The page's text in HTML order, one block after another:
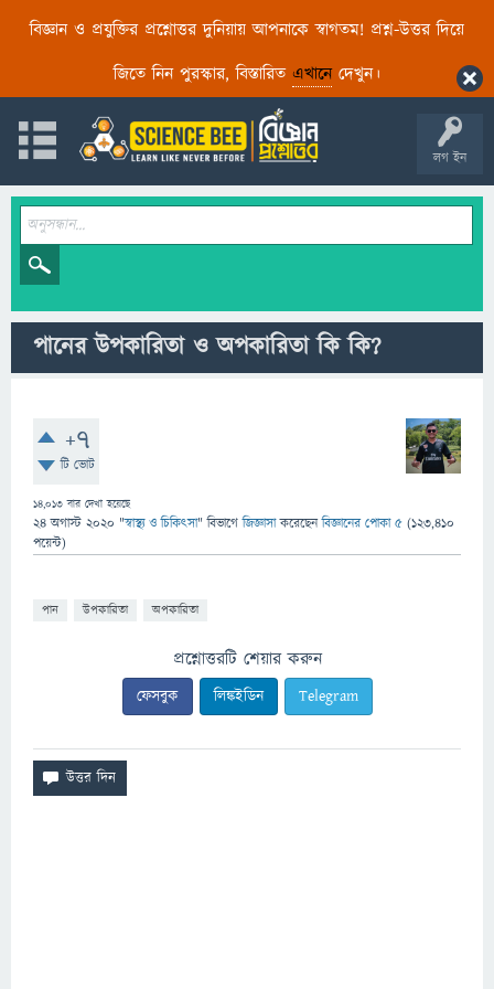
বিজ্ঞান ও প্রযুক্তির প্রশ্নোত্তর দুনিয়ায় আপনাকে স্বাগতম! প্রশ্ন-উত্তর দিয়ে
জিতে নিন পুরস্কার, বিস্তারিত এখানেদেখুন।
লগ ইন
পানের উপকারিতা ও অপকারিতা কি কি?
+7
টি ভোট
14,013 বার দেখা হয়েছে
24 অগাস্ট 2020 "স্বাস্থ্য ও চিকিৎসা" বিভাগে জিজ্ঞাসাকরেছেনবিজ্ঞানের পোকা ৫ (123,410
পয়েন্ট)
পান উপকারিতা অপকারিতা
প্রশ্নোত্তরটি শেয়ার করুন
ফেসবুক লিঙ্কইডিন Telegram